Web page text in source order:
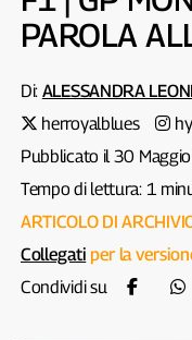
PAROLA
Di: ALESSANDRA LEONI
herroyalblues
Pubblicato il 30
Tempo di lettura: 1
ARTICOLO DI
Collegati per la
Condividi su